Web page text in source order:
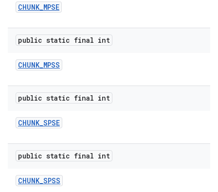
CHUNK_MPSE
public static final int
CHUNK_MPSS
public static final int
CHUNK_SPSE
public static final int
CHUNK_SPSS